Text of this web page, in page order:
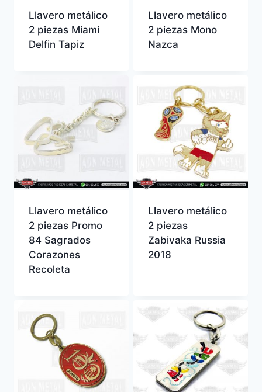
Llavero metálico
2 piezas Miami
Delfin Tapiz
Llavero metálico
2 piezas Mono
Nazca
Llavero metálico
2 piezas Promo
84 Sagrados
Corazones
Recoleta
Llavero metálico
2 piezas
Zabivaka Russia
2018